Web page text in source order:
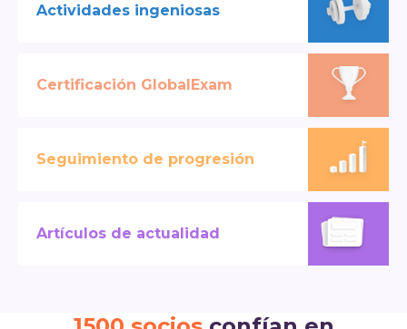
Actividades ingeniosas
Certificación GlobalExam
Seguimiento de progresión
Artículos de actualidad